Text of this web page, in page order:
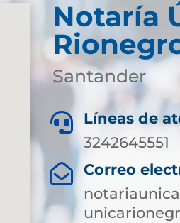
Notaría
Santander

Líneas de
3242645551

Correo